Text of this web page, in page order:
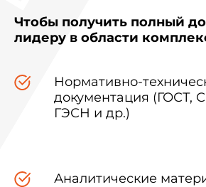
Чтобы получить полный
лидеру в области
Нормативно-
документация (ГОСТ,
ГЭСН и др.)
Аналитические